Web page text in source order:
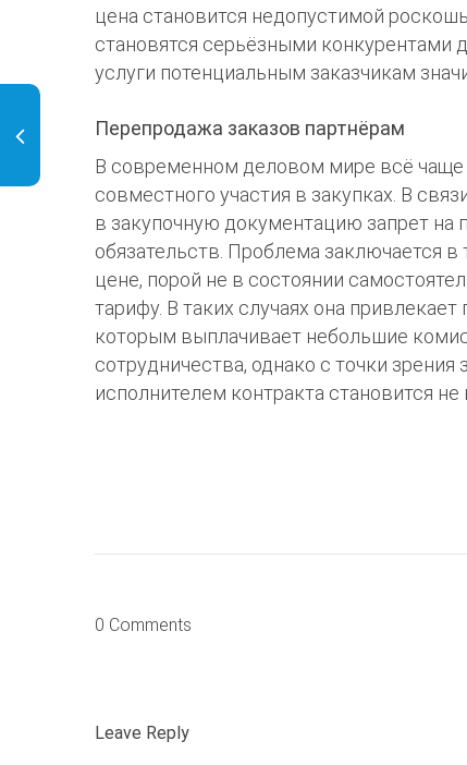
цена становится недопустимой
становятся серьёзными конкурентами
услуги потенциальным заказчикам
Перепродажа заказов партнёрам
В современном деловом мире всё чаще
совместного участия в закупках. В
в закупочную документацию запрет на
обязательств. Проблема заключается
цене, порой не в состоянии
тарифу. В таких случаях она
которым выплачивает небольшие
сотрудничества, однако с точки зрения
исполнителем контракта становится
0 Comments
Leave Reply